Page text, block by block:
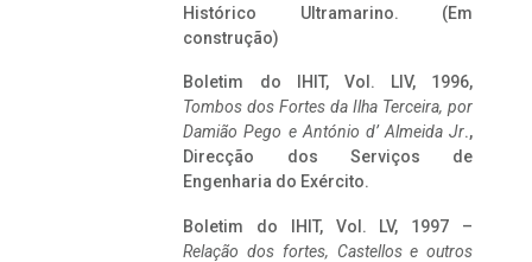
Histórico Ultramarino. (Em
construção)
Boletim do IHIT, Vol. LIV, 1996,
Tombos dos Fortes da Ilha Terceira, por
Damião Pego e António d’ Almeida Jr.,
Direcção dos Serviços de
Engenharia do Exército.
Boletim do IHIT, Vol. LV, 1997 –
Relação dos fortes, Castellos e outros